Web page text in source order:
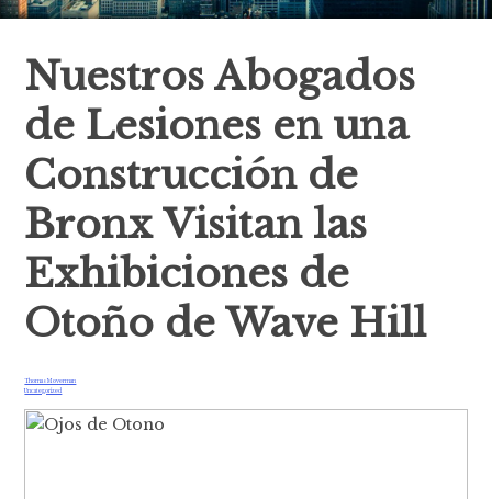
Nuestros Abogados
de Lesiones en una
Construcción de
Bronx Visitan las
Exhibiciones de
Otoño de Wave Hill
Thomas Moverman
Uncategorized